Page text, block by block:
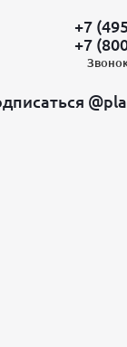
+7
+7